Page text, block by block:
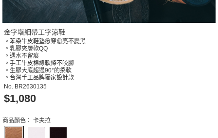
金字塔細帶工字涼鞋
。苯染牛皮鞋墊愈穿愈亮不變黑
。乳膠夾層軟QQ
。遇水不留痕
。手工牛皮棉線軟條不咬腳
。生膠大底超過90°的柔軟
。台灣手工品牌獨家設計款
No. BR2630135
$1,080
商品顏色： 卡夫拉